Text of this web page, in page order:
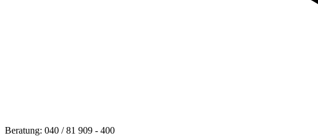
Beratung: 040 / 81 909 - 400